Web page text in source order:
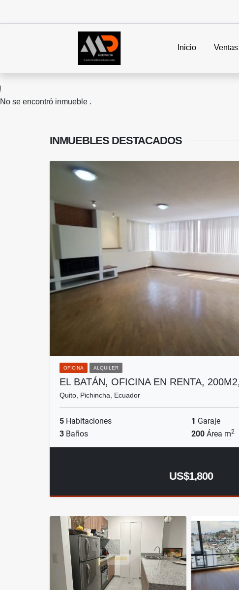
Inicio Ventas
No se encontró inmueble .
INMUEBLES DESTACADOS
OFICINA ALQUILER
EL BATÁN, OFICINA EN RENTA,
Quito, Pichincha, Ecuador
5 Habitaciones 1 Garaje
3 Baños 200 Área m2
US$1,800